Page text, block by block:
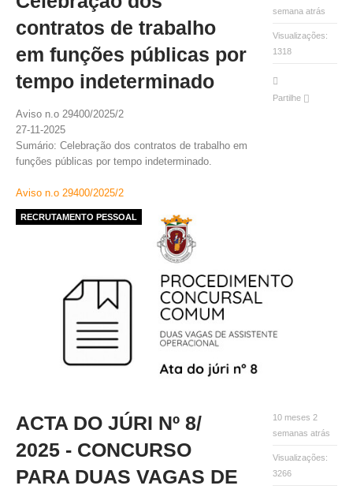
VÍDEOS
AUTARQUIA
CONSTITUIÇÃO
EXECUTIVO E PELOUROS
ASSEMBLEIA DE FREGUESIA
DOCUMENTOS
ATAS E DOCUMENTOS DA ASSEMBLEIA
REGULAMENTOS E TAXAS
RELATÓRIO E CONTAS
ORÇAMENTO COLABORATIVO
FUNDO DE APOIO AO ASSOCIATIVISMO
SUBVENÇÕES PÚBLICAS
contratos de trabalho
em funções públicas por
tempo indeterminado
Aviso n.o 29400/2025/2
27-11-2025
Sumário: Celebração dos contratos de trabalho em
funções públicas por tempo indeterminado.
Aviso n.o 29400/2025/2
semana atrás
Visualizações:
1318
Partilhe
RECRUTAMENTO PESSOAL
ACTA DO JÚRI Nº 8/
2025 - CONCURSO
PARA DUAS VAGAS DE
10 meses 2
semanas atrás
Visualizações:
3266